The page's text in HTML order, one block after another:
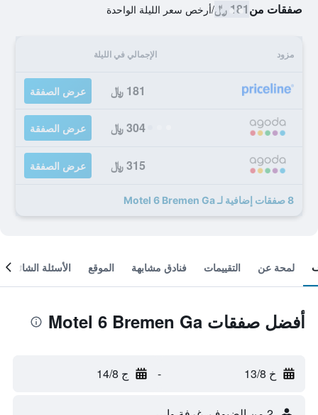
صفقات من181 ﷼ /أرخص سعر الليلة الواحدة
مزود الإجمالي في الليلة
181 ﷼ عرض الصفقة
304 ﷼ عرض الصفقة
315 ﷼ عرض الصفقة
8 صفقات إضافية لـ Motel 6 Bremen Ga
لمحة عن التقييمات فنادق مشابهة الموقع الأسئلة الشائعة
أفضل صفقات Motel 6 Bremen Ga
خ 13/8 - ج 14/8